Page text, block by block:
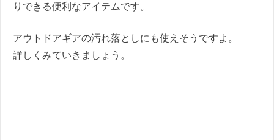
りできる便利なアイテムです。
アウトドアギアの汚れ落としにも使えそうですよ。
詳しくみていきましょう。